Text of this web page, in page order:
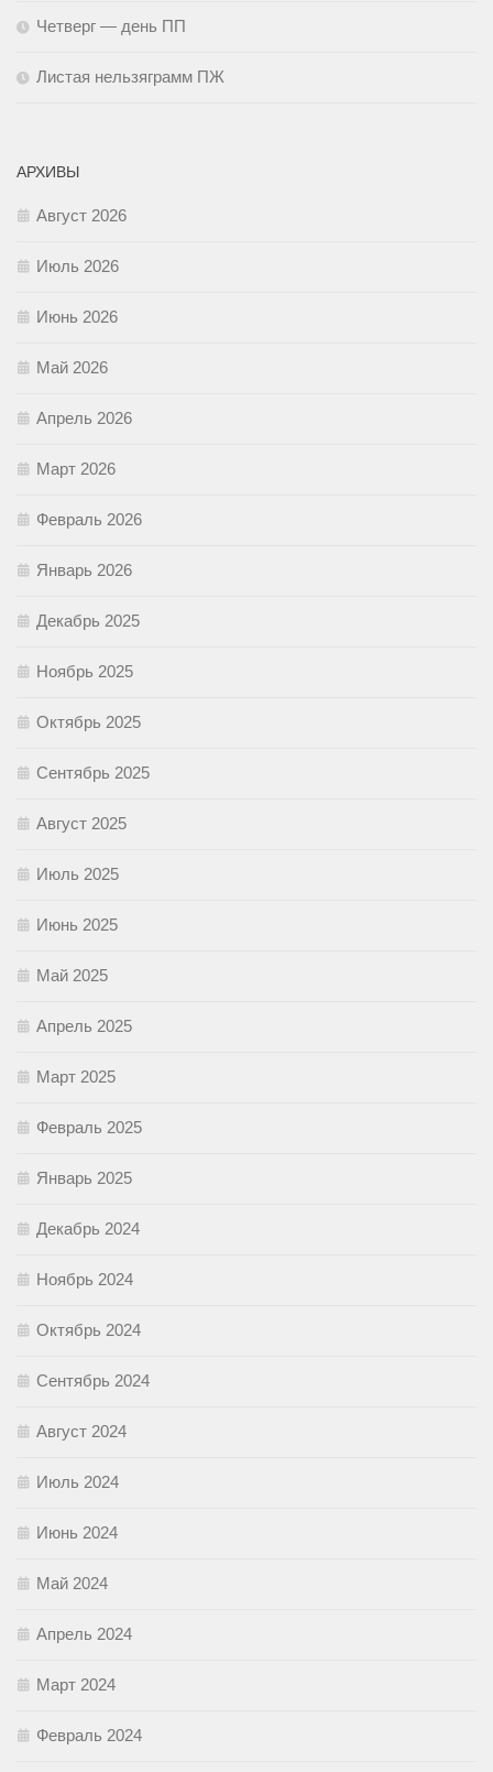
Четверг — день ПП
Листая нельзяграмм ПЖ
АРХИВЫ
Август 2026
Июль 2026
Июнь 2026
Май 2026
Апрель 2026
Март 2026
Февраль 2026
Январь 2026
Декабрь 2025
Ноябрь 2025
Октябрь 2025
Сентябрь 2025
Август 2025
Июль 2025
Июнь 2025
Май 2025
Апрель 2025
Март 2025
Февраль 2025
Январь 2025
Декабрь 2024
Ноябрь 2024
Октябрь 2024
Сентябрь 2024
Август 2024
Июль 2024
Июнь 2024
Май 2024
Апрель 2024
Март 2024
Февраль 2024